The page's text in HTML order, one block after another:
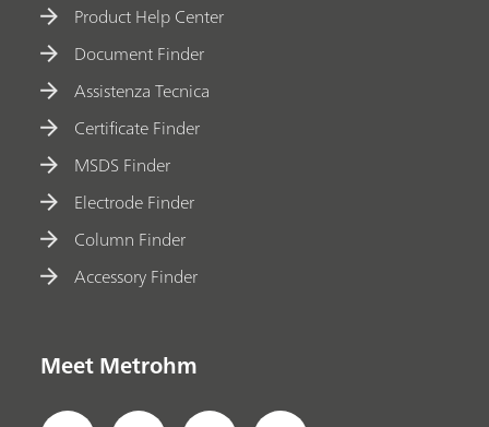
Product Help Center
Document Finder
Assistenza Tecnica
Certificate Finder
MSDS Finder
Electrode Finder
Column Finder
Accessory Finder
Meet Metrohm